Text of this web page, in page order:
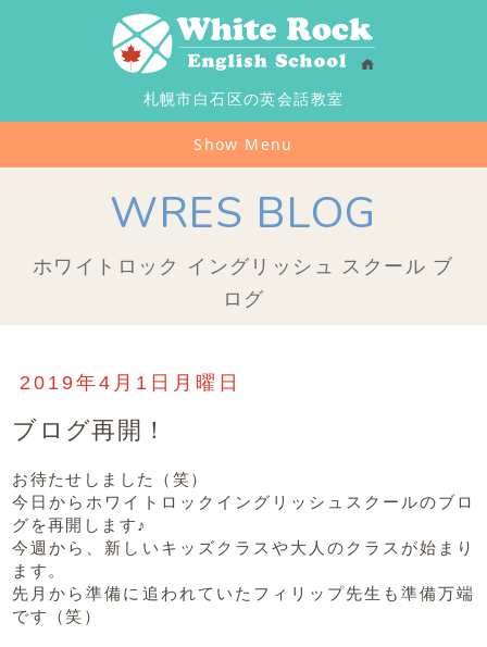
札幌市白石区の英会話教室
Show Menu
WRES BLOG
ホワイトロック イングリッシュ スクール ブ
ログ
2019年4月1日月曜日
ブログ再開！
お待たせしました（笑）
今日からホワイトロックイングリッシュスクールのブロ
グを再開します♪
今週から、新しいキッズクラスや大人のクラスが始まり
ます。
先月から準備に追われていたフィリップ先生も準備万端
です（笑）